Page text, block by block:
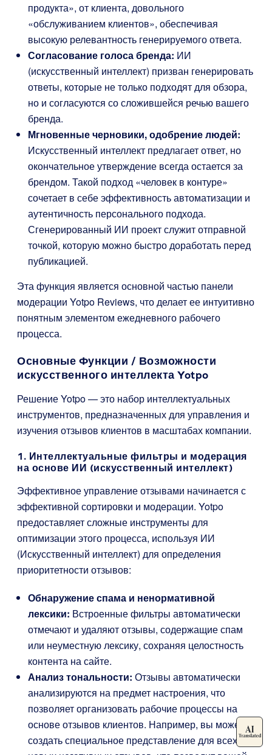
продукта», от клиента, довольного
«обслуживанием клиентов», обеспечивая
высокую релевантность генерируемого ответа.
Согласование голоса бренда: ИИ
(искусственный интеллект) призван генерировать
ответы, которые не только подходят для обзора,
но и согласуются со сложившейся речью вашего
бренда.
Мгновенные черновики, одобрение людей:
Искусственный интеллект предлагает ответ, но
окончательное утверждение всегда остается за
брендом. Такой подход «человек в контуре»
сочетает в себе эффективность автоматизации и
аутентичность персонального подхода.
Сгенерированный ИИ проект служит отправной
точкой, которую можно быстро доработать перед
публикацией.
Эта функция является основной частью панели
модерации Yotpo Reviews, что делает ее интуитивно
понятным элементом ежедневного рабочего
процесса.
Основные Функции / Возможности
искусственного интеллекта Yotpo
Решение Yotpo — это набор интеллектуальных
инструментов, предназначенных для управления и
изучения отзывов клиентов в масштабах компании.
1. Интеллектуальные фильтры и модерация
на основе ИИ (искусственный интеллект)
Эффективное управление отзывами начинается с
эффективной сортировки и модерации. Yotpo
предоставляет сложные инструменты для
оптимизации этого процесса, используя ИИ
(Искусственный интеллект) для определения
приоритетности отзывов:
Обнаружение спама и ненормативной
лексики: Встроенные фильтры автоматически
отмечают и удаляют отзывы, содержащие спам
или неуместную лексику, сохраняя целостность
контента на сайте.
Анализ тональности: Отзывы автоматически
анализируются на предмет настроения, что
позволяет организовать рабочие процессы на
основе отзывов клиентов. Например, вы можете
создать специальное представление для всех